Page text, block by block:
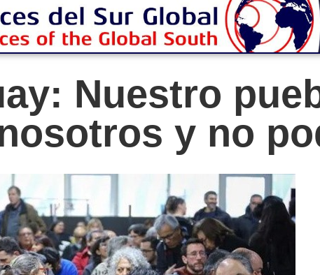
Nuestro
y no